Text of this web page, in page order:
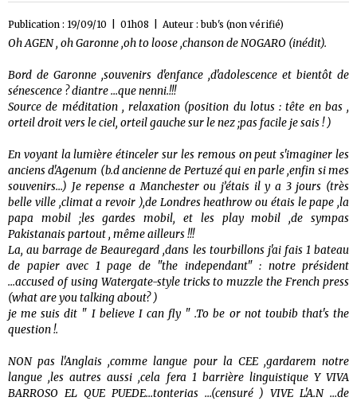
Publication : 19/09/10 | 01h08 | Auteur : bub's (non vérifié)
Oh AGEN , oh Garonne ,oh to loose ,chanson de NOGARO (inédit).
Bord de Garonne ,souvenirs d'enfance ,d'adolescence et bientôt de
sénescence ? diantre ...que nenni.!!!
Source de méditation , relaxation (position du lotus : tête en bas ,
orteil droit vers le ciel, orteil gauche sur le nez ;pas facile je sais ! )
En voyant la lumière étinceler sur les remous on peut s'imaginer les
anciens d'Agenum (b.d ancienne de Pertuzé qui en parle ,enfin si mes
souvenirs...) Je repense a Manchester ou j’étais il y a 3 jours (très
belle ville ,climat a revoir ),de Londres heathrow ou étais le pape ,la
papa mobil ;les gardes mobil, et les play mobil ,de sympas
Pakistanais partout , même ailleurs !!!
La, au barrage de Beauregard ,dans les tourbillons j'ai fais 1 bateau
de papier avec 1 page de "the independant" : notre président
...accused of using Watergate-style tricks to muzzle the French press
(what are you talking about? )
je me suis dit " I believe I can fly " .To be or not toubib that's the
question !.
NON pas l'Anglais ,comme langue pour la CEE ,gardarem notre
langue ,les autres aussi ,cela fera 1 barrière linguistique Y VIVA
BARROSO EL QUE PUEDE...tonterias ...(censuré ) VIVE L'A.N ...de